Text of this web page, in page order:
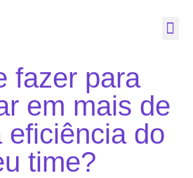
fazer para
em mais de
eficiência do
time?